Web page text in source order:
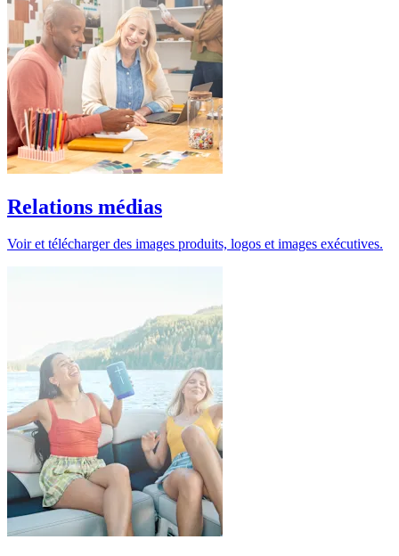
Relations médias
Voir et télécharger des images produits, logos et images exécutives.